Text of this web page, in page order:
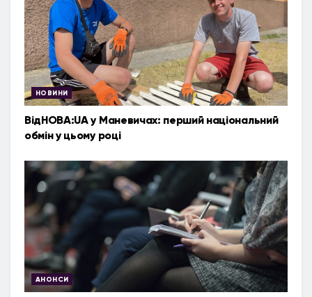
НОВИНИ
ВідНОВА:UA у Маневичах: перший національний
обмін у цьому році
АНОНСИ